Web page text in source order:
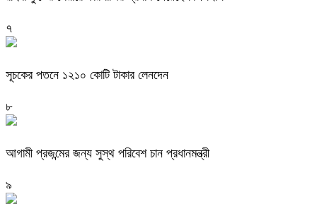
৭
সূচকের পতনে ১২১০ কোটি টাকার লেনদেন
৮
আগামী প্রজন্মের জন্য সুস্থ পরিবেশ চান প্রধানমন্ত্রী
৯